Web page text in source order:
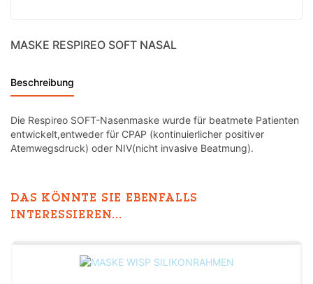
MASKE RESPIREO SOFT NASAL
Beschreibung
Die Respireo SOFT-Nasenmaske wurde für beatmete Patienten
entwickelt,entweder für CPAP (kontinuierlicher positiver
Atemwegsdruck) oder NIV(nicht invasive Beatmung).
DAS KÖNNTE SIE EBENFALLS
INTERESSIEREN...